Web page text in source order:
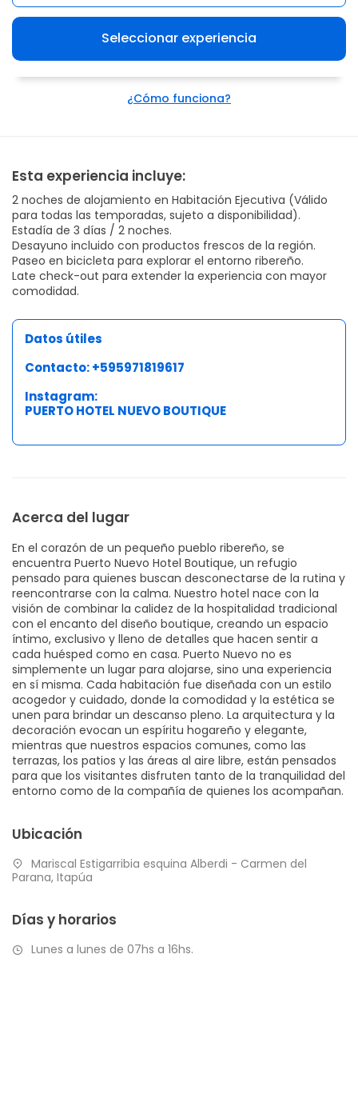
Seleccionar experiencia
¿Cómo funciona?
Esta experiencia incluye:
2 noches de alojamiento en Habitación Ejecutiva (Válido
para todas las temporadas, sujeto a disponibilidad).
Estadía de 3 días / 2 noches.
Desayuno incluido con productos frescos de la región.
Paseo en bicicleta para explorar el entorno ribereño.
Late check-out para extender la experiencia con mayor
comodidad.
Datos útiles
Contacto: +595971819617
Instagram:
PUERTO HOTEL NUEVO BOUTIQUE
Acerca del lugar
En el corazón de un pequeño pueblo ribereño, se
encuentra Puerto Nuevo Hotel Boutique, un refugio
pensado para quienes buscan desconectarse de la rutina y
reencontrarse con la calma. Nuestro hotel nace con la
visión de combinar la calidez de la hospitalidad tradicional
con el encanto del diseño boutique, creando un espacio
íntimo, exclusivo y lleno de detalles que hacen sentir a
cada huésped como en casa. Puerto Nuevo no es
simplemente un lugar para alojarse, sino una experiencia
en sí misma. Cada habitación fue diseñada con un estilo
acogedor y cuidado, donde la comodidad y la estética se
unen para brindar un descanso pleno. La arquitectura y la
decoración evocan un espíritu hogareño y elegante,
mientras que nuestros espacios comunes, como las
terrazas, los patios y las áreas al aire libre, están pensados
para que los visitantes disfruten tanto de la tranquilidad del
entorno como de la compañía de quienes los acompañan.
Ubicación
Mariscal Estigarribia esquina Alberdi - Carmen del
Parana, Itapúa
Días y horarios
Lunes a lunes de 07hs a 16hs.